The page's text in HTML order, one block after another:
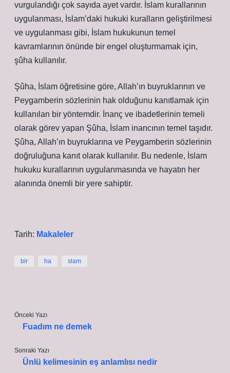
vurgulandığı çok sayıda ayet vardır. İslam kurallarının
uygulanması, İslam’daki hukuki kuralların geliştirilmesi
ve uygulanması gibi, İslam hukukunun temel
kavramlarının önünde bir engel oluşturmamak için,
şûha kullanılır.
Şûha, İslam öğretisine göre, Allah’ın buyruklarının ve
Peygamberin sözlerinin hak olduğunu kanıtlamak için
kullanılan bir yöntemdir. İnanç ve ibadetlerinin temeli
olarak görev yapan Şûha, İslam inancının temel taşıdır.
Şûha, Allah’ın buyruklarına ve Peygamberin sözlerinin
doğruluğuna kanıt olarak kullanılır. Bu nedenle, İslam
hukuku kurallarının uygulanmasında ve hayatın her
alanında önemli bir yere sahiptir.
Tarih: Makaleler
bir ha slam
Önceki Yazı
Fuadım ne demek
Sonraki Yazı
Ünlü kelimesinin eş anlamlısı nedir